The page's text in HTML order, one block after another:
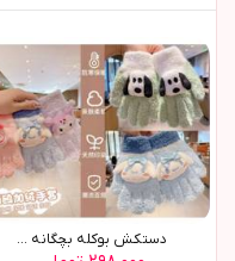
دستکش بوکله بچگانه ...